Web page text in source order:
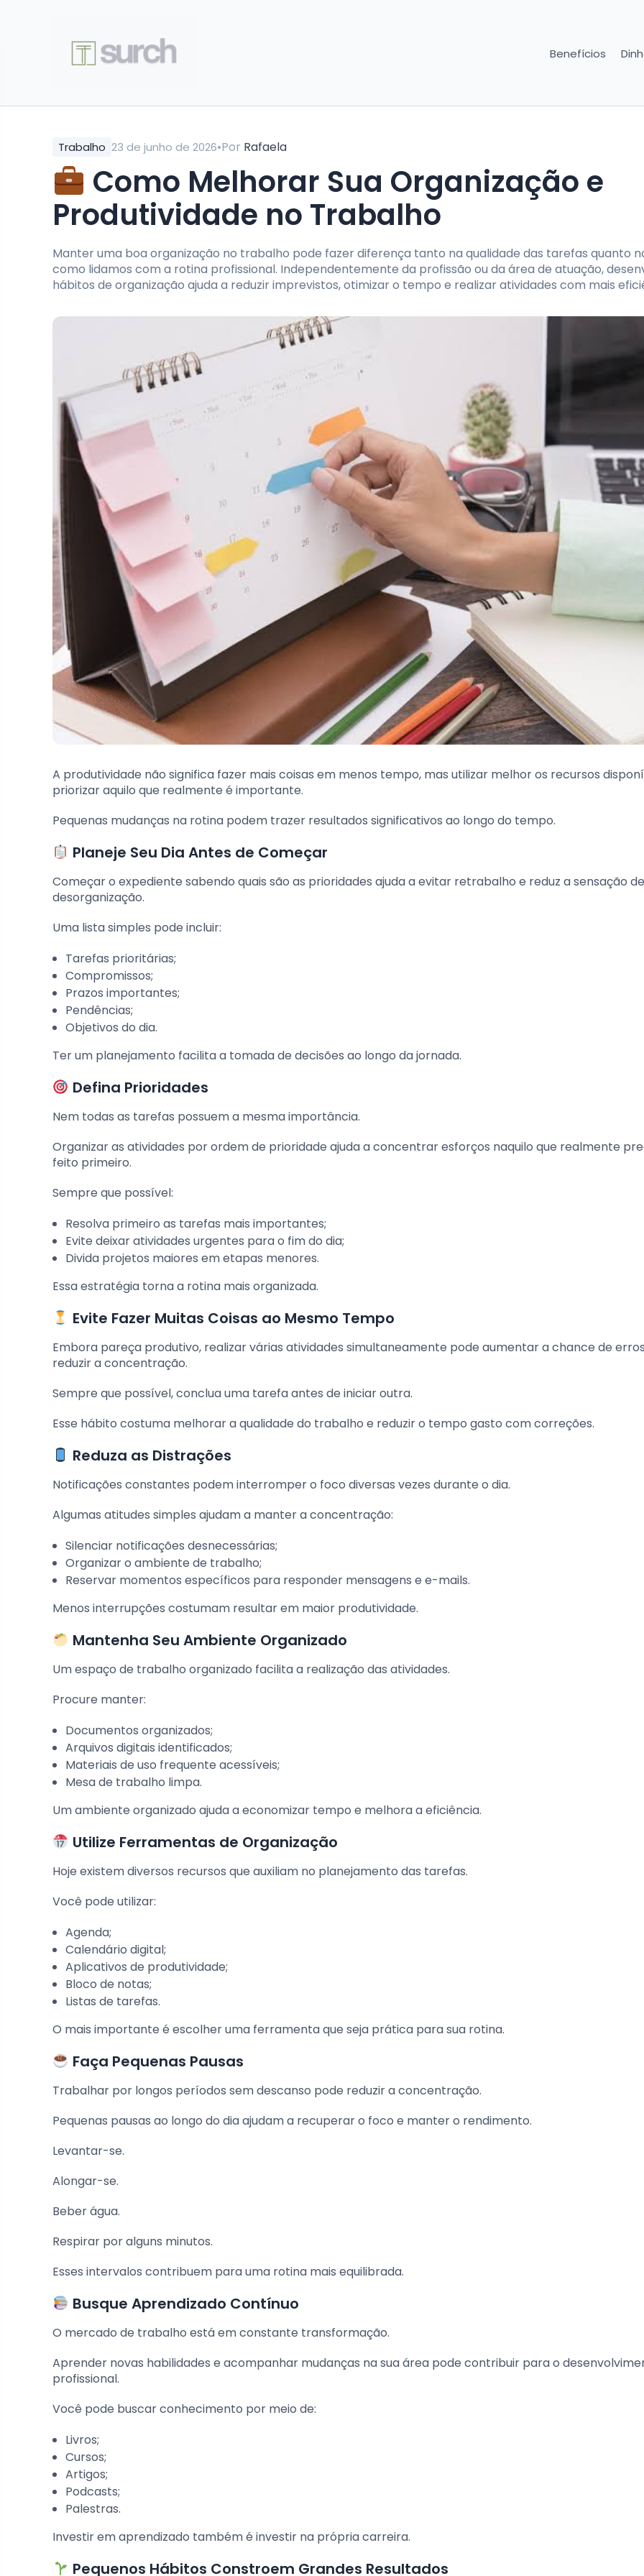
Benefícios
Trabalho 23 de junho de 2026•Por Rafaela
Como Melhorar Sua Organização e
Produtividade no Trabalho
Manter uma boa organização no trabalho pode fazer diferença tanto na qualidade das tarefas quanto
como lidamos com a rotina profissional. Independentemente da profissão ou da área de atuação,
hábitos de organização ajuda a reduzir imprevistos, otimizar o tempo e realizar atividades com mais
A produtividade não significa fazer mais coisas em menos tempo, mas utilizar melhor os recursos
priorizar aquilo que realmente é importante.
Pequenas mudanças na rotina podem trazer resultados significativos ao longo do tempo.
Planeje Seu Dia Antes de Começar
Começar o expediente sabendo quais são as prioridades ajuda a evitar retrabalho e reduz a sensação de
desorganização.
Uma lista simples pode incluir:
Tarefas prioritárias;
Compromissos;
Prazos importantes;
Pendências;
Objetivos do dia.
Ter um planejamento facilita a tomada de decisões ao longo da jornada.
Defina Prioridades
Nem todas as tarefas possuem a mesma importância.
Organizar as atividades por ordem de prioridade ajuda a concentrar esforços naquilo que realmente
feito primeiro.
Sempre que possível:
Resolva primeiro as tarefas mais importantes;
Evite deixar atividades urgentes para o fim do dia;
Divida projetos maiores em etapas menores.
Essa estratégia torna a rotina mais organizada.
Evite Fazer Muitas Coisas ao Mesmo Tempo
Embora pareça produtivo, realizar várias atividades simultaneamente pode aumentar a chance de
reduzir a concentração.
Sempre que possível, conclua uma tarefa antes de iniciar outra.
Esse hábito costuma melhorar a qualidade do trabalho e reduzir o tempo gasto com correções.
Reduza as Distrações
Notificações constantes podem interromper o foco diversas vezes durante o dia.
Algumas atitudes simples ajudam a manter a concentração:
Silenciar notificações desnecessárias;
Organizar o ambiente de trabalho;
Reservar momentos específicos para responder mensagens e e-mails.
Menos interrupções costumam resultar em maior produtividade.
Mantenha Seu Ambiente Organizado
Um espaço de trabalho organizado facilita a realização das atividades.
Procure manter:
Documentos organizados;
Arquivos digitais identificados;
Materiais de uso frequente acessíveis;
Mesa de trabalho limpa.
Um ambiente organizado ajuda a economizar tempo e melhora a eficiência.
Utilize Ferramentas de Organização
Hoje existem diversos recursos que auxiliam no planejamento das tarefas.
Você pode utilizar:
Agenda;
Calendário digital;
Aplicativos de produtividade;
Bloco de notas;
Listas de tarefas.
O mais importante é escolher uma ferramenta que seja prática para sua rotina.
Faça Pequenas Pausas
Trabalhar por longos períodos sem descanso pode reduzir a concentração.
Pequenas pausas ao longo do dia ajudam a recuperar o foco e manter o rendimento.
Levantar-se.
Alongar-se.
Beber água.
Respirar por alguns minutos.
Esses intervalos contribuem para uma rotina mais equilibrada.
Busque Aprendizado Contínuo
O mercado de trabalho está em constante transformação.
Aprender novas habilidades e acompanhar mudanças na sua área pode contribuir para o
profissional.
Você pode buscar conhecimento por meio de:
Livros;
Cursos;
Artigos;
Podcasts;
Palestras.
Investir em aprendizado também é investir na própria carreira.
Pequenos Hábitos Constroem Grandes Resultados